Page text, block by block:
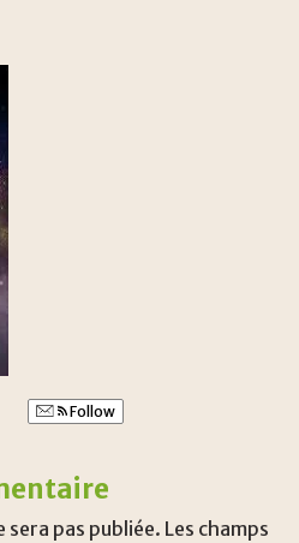
Follow
sera pas publiée. Les champs